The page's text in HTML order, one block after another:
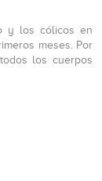
y los cólicos en
meses. Por
los cuerpos